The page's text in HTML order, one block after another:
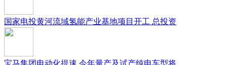
国家电投黄河流域氢能产业基地项目开工 总投资